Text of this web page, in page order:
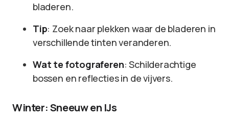
bladeren.
Tip: Zoek naar plekken waar de bladeren in
verschillende tinten veranderen.
Wat te fotograferen: Schilderachtige
bossen en reflecties in de vijvers.
Winter: Sneeuw en IJs